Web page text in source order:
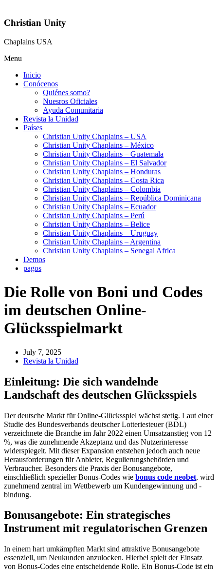
Christian Unity
Chaplains USA
Menu
Inicio
Conócenos
Quiénes somo?
Nuesros Oficiales
Ayuda Comunitaria
Revista la Unidad
Países
Christian Unity Chaplains – USA
Christian Unity Chaplains – México
Christian Unity Chaplains – Guatemala
Christian Unity Chaplains – El Salvador
Christian Unity Chaplains – Honduras
Christian Unity Chaplains – Costa Rica
Christian Unity Chaplains – Colombia
Christian Unity Chaplains – República Dominicana
Christian Unity Chaplains – Ecuador
Christian Unity Chaplains – Perú
Christian Unity Chaplains – Belice
Christian Unity Chaplains – Uruguay
Christian Unity Chaplains – Argentina
Christian Unity Chaplains – Senegal Africa
Demos
pagos
Die Rolle von Boni und Codes
im deutschen Online-
Glücksspielmarkt
July 7, 2025
Revista la Unidad
Einleitung: Die sich wandelnde
Landschaft des deutschen Glücksspiels
Der deutsche Markt für Online-Glücksspiel wächst stetig. Laut einer
Studie des Bundesverbands deutscher Lotteriesteuer (BDL)
verzeichnete die Branche im Jahr 2022 einen Umsatzanstieg von 12
%, was die zunehmende Akzeptanz und das Nutzerinteresse
widerspiegelt. Mit dieser Expansion entstehen jedoch auch neue
Herausforderungen für Anbieter, Regulierungsbehörden und
Verbraucher. Besonders die Praxis der Bonusangebote,
einschließlich spezieller Bonus-Codes wie bonus code neobet, wird
zunehmend zentral im Wettbewerb um Kundengewinnung und -
bindung.
Bonusangebote: Ein strategisches
Instrument mit regulatorischen Grenzen
In einem hart umkämpften Markt sind attraktive Bonusangebote
essenziell, um Neukunden anzulocken. Hierbei spielt der Einsatz
von Bonus-Codes eine entscheidende Rolle. Ein Bonus-Code ist ein